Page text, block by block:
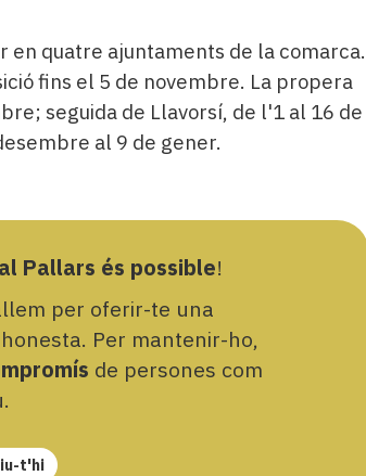
en quatre ajuntaments de la comarca.
fins el 5 de novembre. La propera
seguida de Llavorsí, de l'1 al 16 de
al 9 de gener.
Pallars és possible!
per oferir-te una
Per mantenir-ho,
de persones com
t'hi